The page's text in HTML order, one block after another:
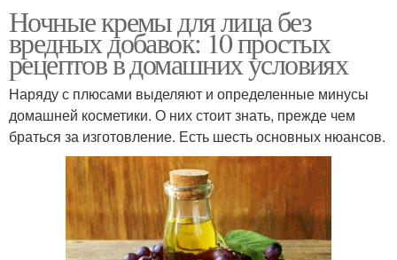
Ночные кремы для лица без
вредных добавок: 10 простых
рецептов в домашних условиях
Наряду с плюсами выделяют и определенные минусы
домашней косметики. О них стоит знать, прежде чем
браться за изготовление. Есть шесть основных нюансов.